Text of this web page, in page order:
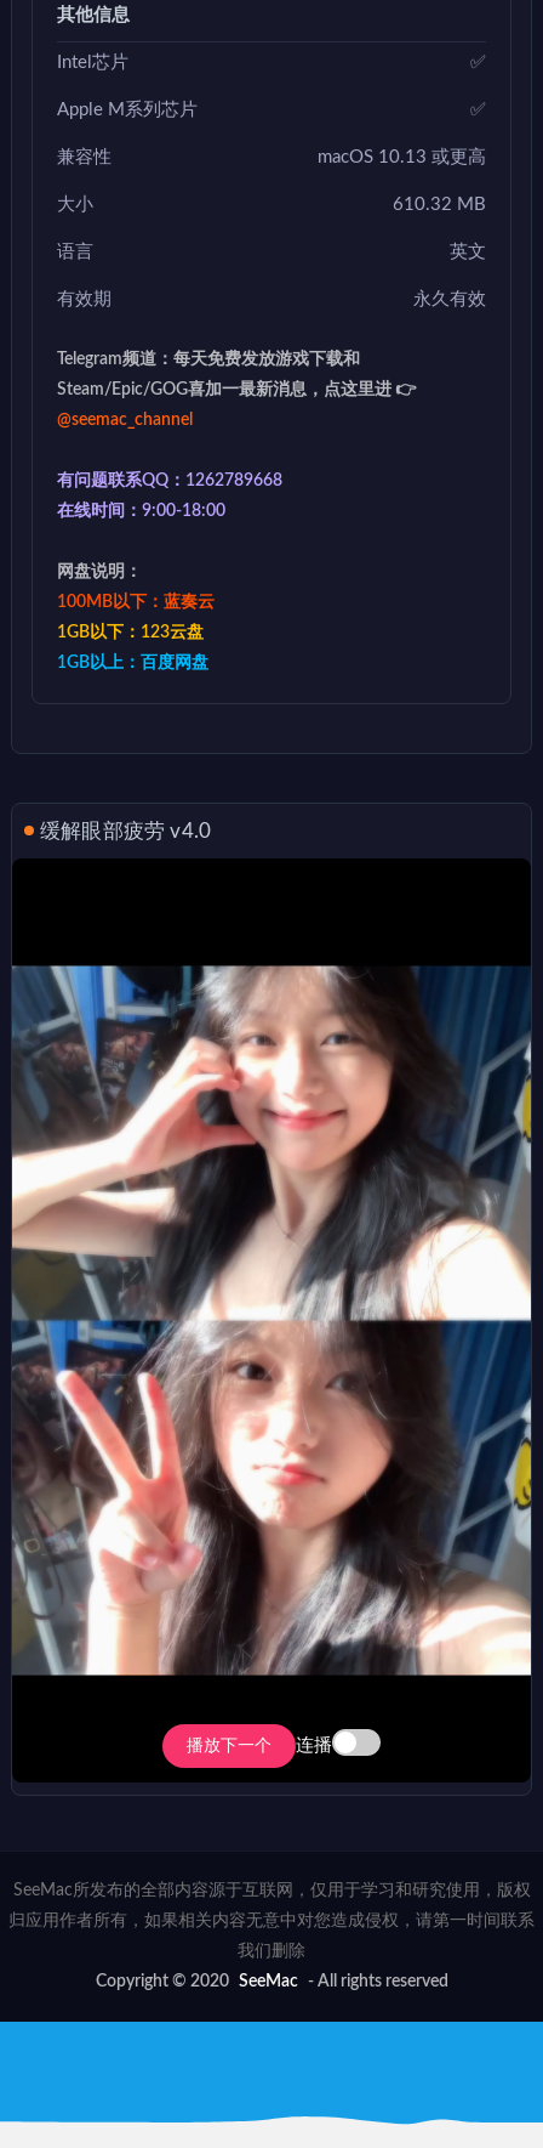
其他信息
Intel芯片 ✅
Apple M系列芯片 ✅
兼容性 macOS 10.13 或更高
大小 610.32 MB
语言 英文
有效期 永久有效
Telegram频道：每天免费发放游戏下载和
Steam/Epic/GOG喜加一最新消息，点这里进 👉
@seemac_channel
有问题联系QQ：1262789668
在线时间：9:00-18:00
网盘说明：
100MB以下：蓝奏云
1GB以下：123云盘
1GB以上：百度网盘
缓解眼部疲劳 v4.0
播放下一个 连播
SeeMac所发布的全部内容源于互联网，仅用于学习和研究使用，版权
归应用作者所有，如果相关内容无意中对您造成侵权，请第一时间联系
我们删除
Copyright © 2020 SeeMac - All rights reserved